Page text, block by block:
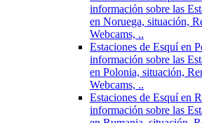
información sobre las
en Noruega, situación,
Webcams, ..
Estaciones de Esquí en
información sobre las
en Polonia, situación,
Webcams, ..
Estaciones de Esquí en
información sobre las